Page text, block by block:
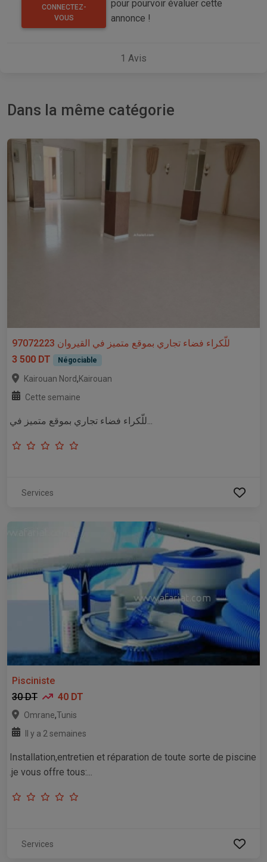
CONNECTEZ-
VOUS
pour pourvoir évaluer cette
annonce !
1 Avis
Dans la même catégorie
للّكراء فضاء تجاري بموقع متميز في القيروان 97072223
3 500 DT
Négociable
Kairouan Nord,Kairouan
Cette semaine
للّكراء فضاء تجاري بموقع متميز في...
Services
Pisciniste
30 DT
40 DT
Omrane,Tunis
Il y a 2 semaines
Installation,entretien et réparation de toute sorte de piscine
.je vous offre tous:...
Services